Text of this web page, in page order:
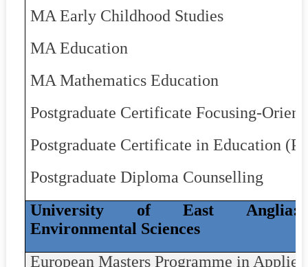
MA Early Childhood Studies
MA Education
MA Mathematics Education
Postgraduate Certificate Focusing-
Postgraduate Certificate in Education
Postgraduate Diploma Counselling
University of East
Environmental Sciences
European Masters Programme in